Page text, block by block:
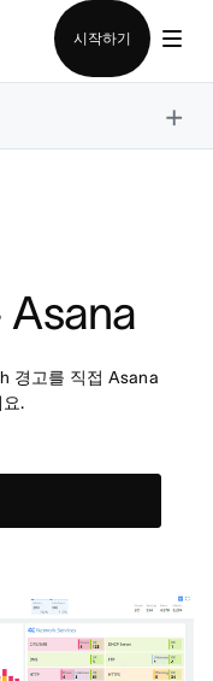
시작하기
×
경고를 직접 Asana
.